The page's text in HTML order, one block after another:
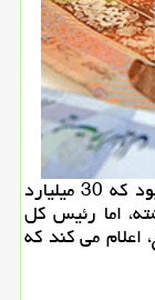
پول من: بااینكه وزیر اقتصاد اعلام نموده بود كه 30 میلیارد
اما رئیس كل
می كند كه